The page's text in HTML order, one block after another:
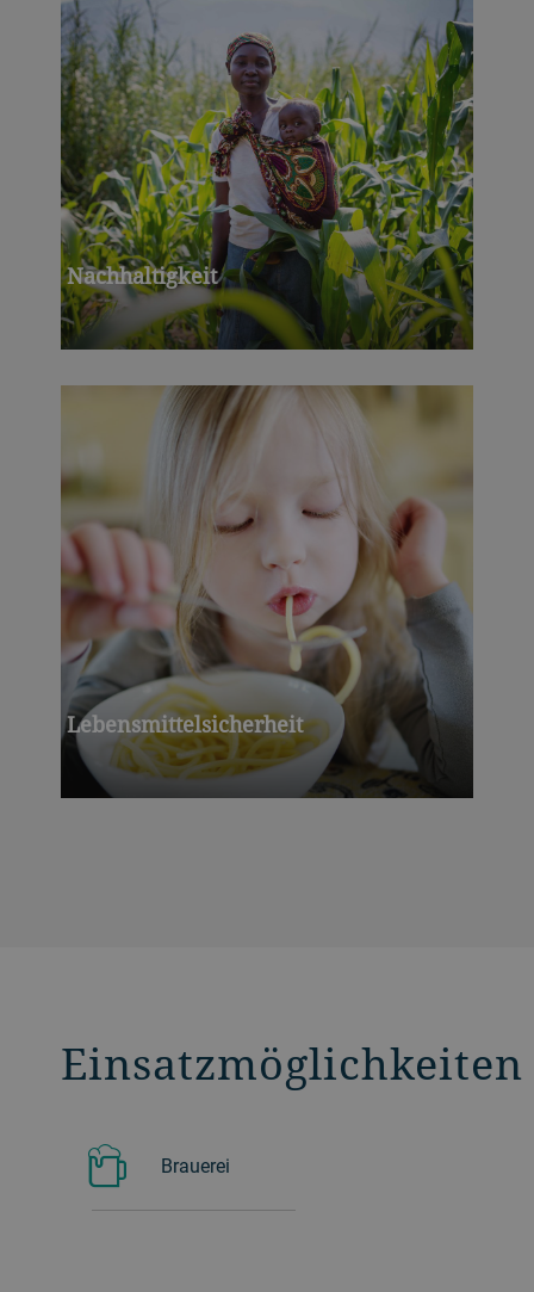
Nachhaltigkeit
Lebensmittelsicherheit
Einsatzmöglichkeiten
Brauerei